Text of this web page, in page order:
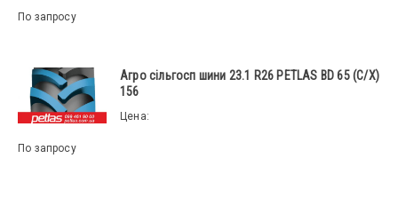
По запросу
Агро сільгосп шини 23.1 R26 PETLAS BD 65 (С/Х)
156
Цена:
По запросу